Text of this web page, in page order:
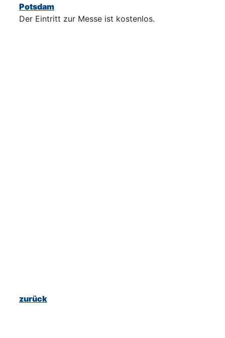
Potsdam
Der Eintritt zur Messe ist kostenlos.
zurück